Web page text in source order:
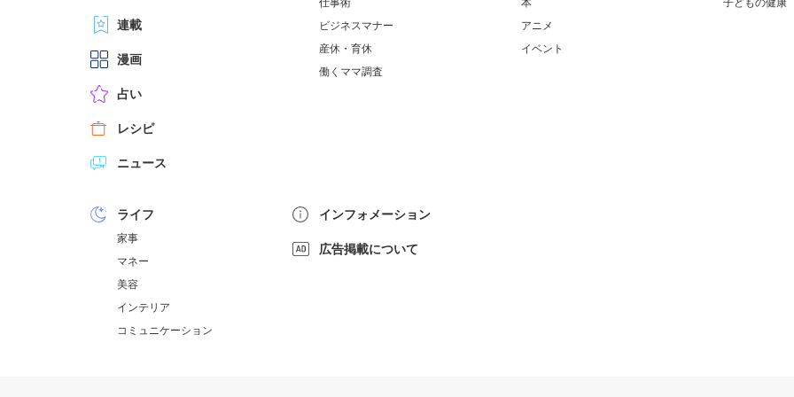
連載
漫画
占い
レシピ
ニュース
仕事術
ビジネスマナー
産休・育休
働くママ調査
本
アニメ
イベント
子どもの健康
ライフ
家事
マネー
美容
インテリア
コミュニケーション
インフォメーション
広告掲載について